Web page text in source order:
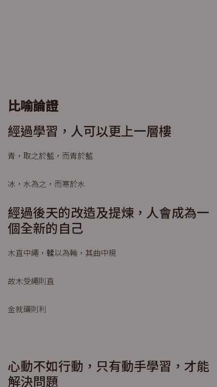
比喻論證
經過學習，人可以更上一層樓
青，取之於藍，而青於藍
冰，水為之，而寒於水
經過後天的改造及提煉，人會成為一
個全新的自己
木直中繩，輮以為輪，其曲中規
故木受繩則直
金就礪則利
心動不如行動，只有動手學習，才能
解決問題